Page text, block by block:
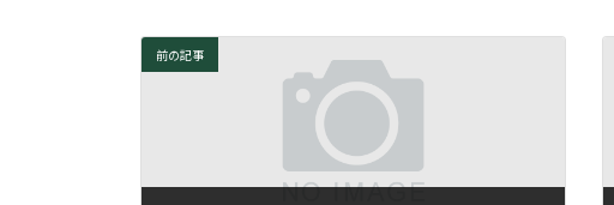
前の記事